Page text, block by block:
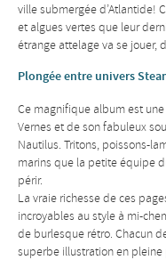
ville submergée d’Atlantide!
et algues vertes que leur
étrange attelage va se
Plongée entre univers
Ce magnifique album est
Vernes et de son fabuleux
Nautilus. Tritons, poissons-
marins que la petite équipe
périr.
La vraie richesse de ces
incroyables au style à mi-
de burlesque rétro. Chacun
superbe illustration en